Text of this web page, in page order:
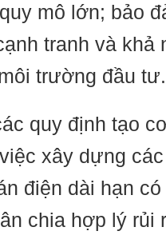
mô lớn; bảo
tranh và khả
trường đầu tư.
quy định tạo
xây dựng
điện dài hạn
chia hợp lý rủi